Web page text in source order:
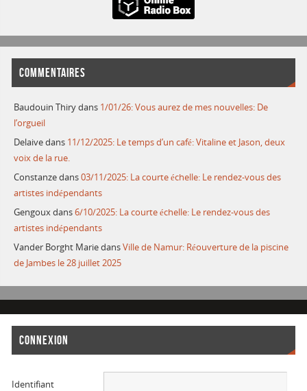
COMMENTAIRES
Baudouin Thirydans 1/01/26: Vous aurez de mes nouvelles: De
l’orgueil
Delaivedans 11/12/2025: Le temps d’un café: Vitaline et Jason, deux
voix de la rue.
Constanzedans03/11/2025: La courte échelle: Le rendez-vous des
artistes indépendants
Gengouxdans6/10/2025: La courte échelle: Le rendez-vous des
artistes indépendants
Vander Borght MariedansVille de Namur: Réouverture de la piscine
de Jambes le 28 juillet 2025
CONNEXION
Identifiant